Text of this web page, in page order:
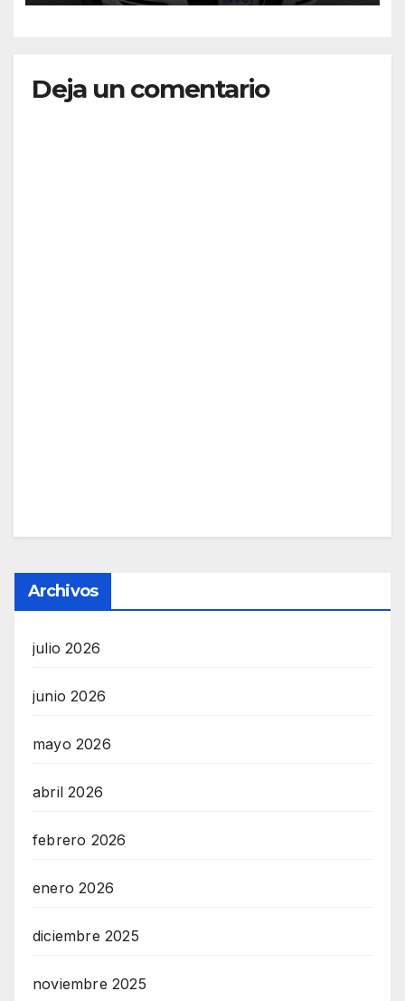
Deja un comentario
Archivos
julio 2026
junio 2026
mayo 2026
abril 2026
febrero 2026
enero 2026
diciembre 2025
noviembre 2025